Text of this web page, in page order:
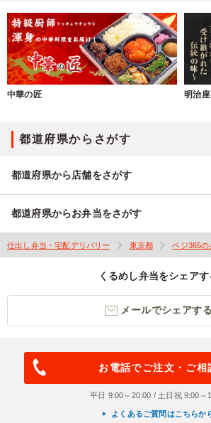
中華の匠 明治座
都道府県からさがす
都道府県から店舗をさがす
都道府県からお弁当をさがす
仕出し弁当・宅配デリバリー 東京都 ベジ365の
くるめし弁当をシェアす
メールでシェアする
お電話でご注文・ご相
平日 9:00～20:00 / 土日祝 9:00～
よくあるご質問はこちらか